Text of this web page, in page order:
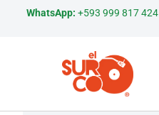
WhatsApp: +593 999 817 424